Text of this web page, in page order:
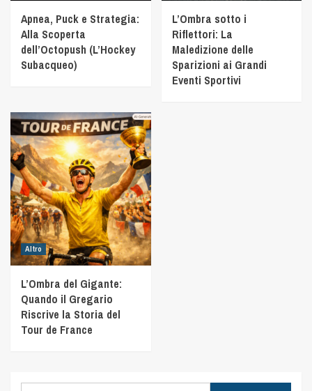
Apnea, Puck e Strategia:
Alla Scoperta
dell’Octopush (L’Hockey
Subacqueo)
L’Ombra sotto i
Riflettori: La
Maledizione delle
Sparizioni ai Grandi
Eventi Sportivi
Altro
L’Ombra del Gigante:
Quando il Gregario
Riscrive la Storia del
Tour de France